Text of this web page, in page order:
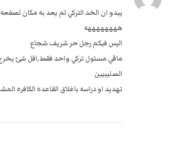
يبدو ان الخد التركي لم يعد به مكان
ههههههههه
اليس فيكم رجل حر شريف شجاع
مافي مسئول تركي واحد فقط,اقل شئ
الصليبيين
تهديد او دراسه باغلاق القاعده الكافره